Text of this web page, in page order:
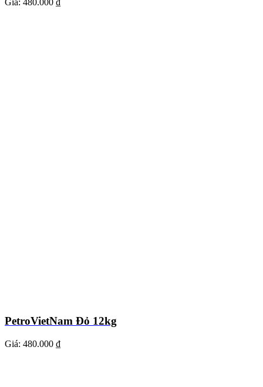
PetroVietNam Đỏ 12kg
Giá: 480.000 ₫